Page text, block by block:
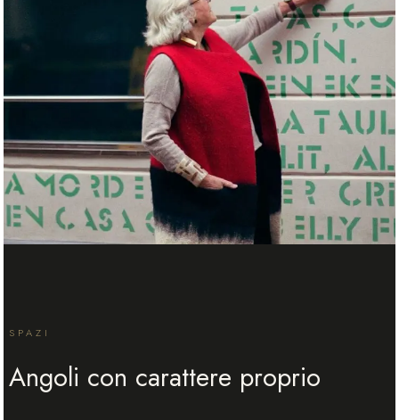
SPAZI
Angoli con carattere proprio